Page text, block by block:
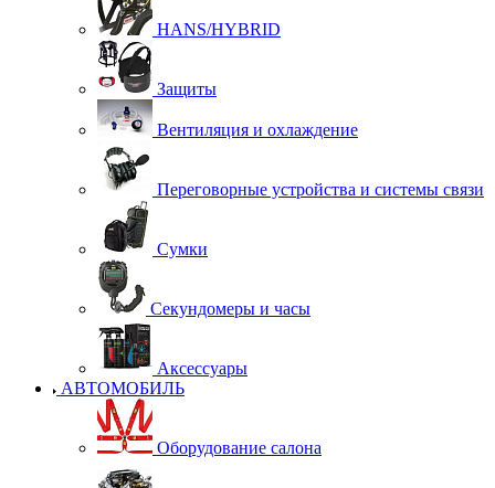
HANS/HYBRID
Защиты
Вентиляция и охлаждение
Переговорные устройства и системы связи
Сумки
Секундомеры и часы
Аксессуары
АВТОМОБИЛЬ
Оборудование салона